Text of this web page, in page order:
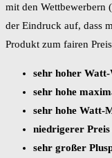
mit den Wettbewerbern
der Eindruck auf, dass
Produkt zum fairen
sehr hoher
sehr hohe
sehr hohe Watt-
niedrigerer
sehr großer